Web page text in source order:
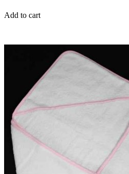
Add to cart